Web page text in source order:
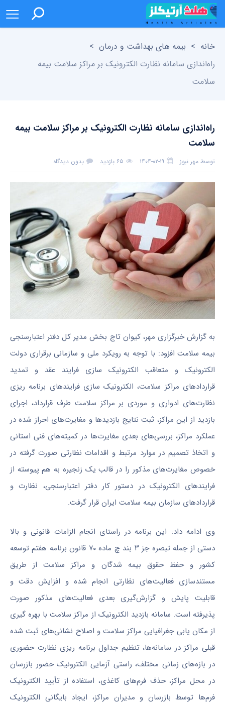
خانه > بیمه های بهداشت و درمان >
راه‌اندازی سامانه نظارت الکترونیک بر مراکز سلامت بیمه
سلامت
راه‌اندازی سامانه نظارت الکترونیک بر مراکز سلامت بیمه
سلامت
توسط مهر نیوز ۱۴۰۴-۰۲-۱۹ ۶۵ بازدید بدون دیدگاه
به گزارش خبرگزاری مهر، کیوان تاج بخش مدیر کل دفتر اعتبارسنجی
بیمه سلامت افزود: با توجه به رویکرد ملی و سازمانی برقراری دولت
الکترونیک و متعاقب الکترونیک سازی فرایند عقد و تمدید
قراردادهای مراکز سلامت، الکترونیک سازی فرایندهای برنامه ریزی
نظارت‌های ادواری و موردی بر مراکز سلامت طرف قرارداد، اجرای
بازدید از این مراکز، ثبت نتایج بازدیدها و مغایرت‌های احراز شده در
عملکرد مراکز، بررسی‌های بعدی مغایرت‌ها در کمیته‌های فنی استانی
و اتخاذ تصمیم در موارد مرتبط و اقدامات نظارتی صورت گرفته در
خصوص مغایرت‌های مذکور را در قالب یک زنجیره به هم پیوسته از
فرایندهای الکترونیک در دستور کار دفتر اعتبارسنجی، نظارت و
قراردادهای سازمان بیمه سلامت ایران قرار گرفت.
وی ادامه داد: این برنامه در راستای انجام الزامات قانونی و بالا
دستی از جمله تبصره جز ۳ بند
چ
ماده ۷۰ قانون برنامه هفتم توسعه
کشور و حفظ حقوق بیمه شدگان و مراکز سلامت از طریق
مستندسازی فعالیت‌های نظارتی انجام شده و افزایش دقت و
قابلیت پایش و گزارش‌گیری بعدی فعالیت‌های مذکور صورت
پذیرفته است. سامانه بازدید الکترونیک از مراکز سلامت با بهره گیری
از مکان یابی جغرافیایی مراکز سلامت و اصلاح نشانی‌های ثبت شده
قبلی مراکز در سامانه‌ها، تنظیم جداول برنامه ریزی نظارت حضوری
در بازه‌های زمانی مختلف، راستی آزمایی الکترونیک حضور بازرسان
در محل مراکز، حذف فرم‌های کاغذی، استفاده از تأیید الکترونیک
فرم‌ها توسط بازرسان و مدیران مراکز، ایجاد بایگانی الکترونیک